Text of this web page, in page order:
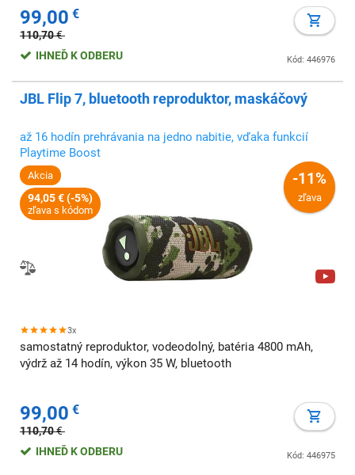
99,00 €
110,70€
Kód: 446976
IHNEĎ K ODBERU
JBL Flip 7, bluetooth reproduktor, maskáčový
až 16 hodín prehrávania na jedno nabitie, vďaka funkcií
Playtime Boost
Akcia
94,05 € (-5%)
zľava s kódom
-11%
zľava
3x
samostatný reproduktor, vodeodolný, batéria 4800 mAh,
výdrž až 14 hodín, výkon 35 W, bluetooth
99,00 €
110,70€
Kód: 446975
IHNEĎ K ODBERU